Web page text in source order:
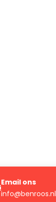
Email ons
info@benroos.nl